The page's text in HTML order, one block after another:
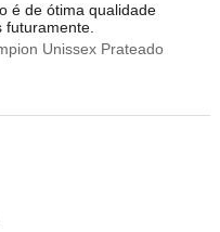
é de ótima qualidade
futuramente.
Unissex Prateado